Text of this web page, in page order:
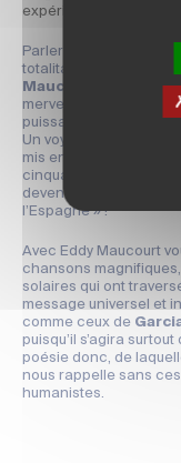
expérience à ne pas
Parler de paix en
totalitarismes. Voici
Maucourt
rendra un
merveilleuse
puissante et sa guitare
Un voyage auprès
mis en musique par le
cinquante ans,
devenant ainsi selon
l’Espagne » !
Avec Eddy Maucourt
chansons
solaires qui ont
message universel et
comme ceux de
puisqu’il s’agira
poésie donc, de
nous rappelle sans
humanistes.